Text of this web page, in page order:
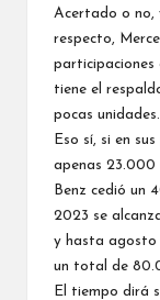
Acertado o no,
respecto,
participaciones
tiene el
pocas unidades.
Eso sí, si en
apenas 23.000
Benz cedió un
2023 se
y hasta agosto
un total de
El tiempo dirá